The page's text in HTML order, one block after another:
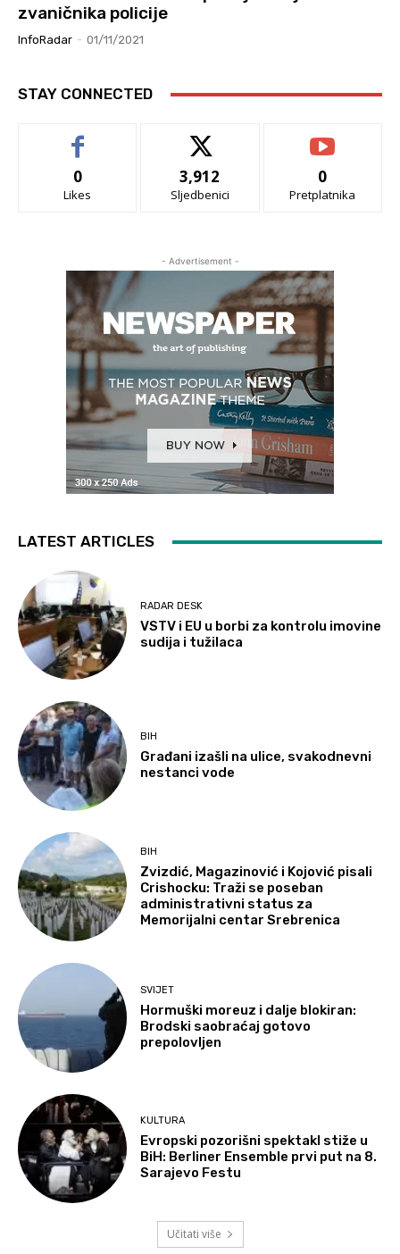
zvaničnika policije
InfoRadar - 01/11/2021
STAY CONNECTED
0
Likes
3,912
Sljedbenici
0
Pretplatnika
- Advertisement -
LATEST ARTICLES
RADAR DESK
VSTV i EU u borbi za kontrolu imovine
sudija i tužilaca
BIH
Građani izašli na ulice, svakodnevni
nestanci vode
BIH
Zvizdić, Magazinović i Kojović pisali
Crishocku: Traži se poseban
administrativni status za
Memorijalni centar Srebrenica
SVIJET
Hormuški moreuz i dalje blokiran:
Brodski saobraćaj gotovo
prepolovljen
KULTURA
Evropski pozorišni spektakl stiže u
BiH: Berliner Ensemble prvi put na 8.
Sarajevo Festu
Učitati više